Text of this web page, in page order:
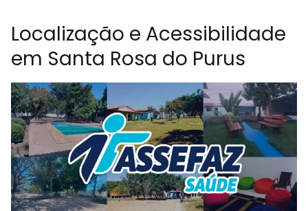
Localização e Acessibilidade
em Santa Rosa do Purus